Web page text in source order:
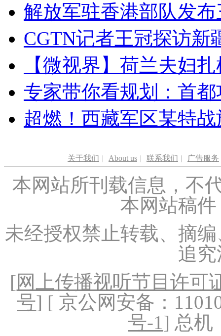
解放军驻香港部队发
CGTN记者王冠探访新
【微视界】荷兰夫妇
专家带你看规划：首
超燃！西藏军区某特
关于我们 | About us | 联系我们 | 广告服务
本网站所刊载信息，不
本网站稿
未经授权禁止转载、摘
追
[网上传播视听节目许可
号] [ 京公网安备：
号-1] 总机